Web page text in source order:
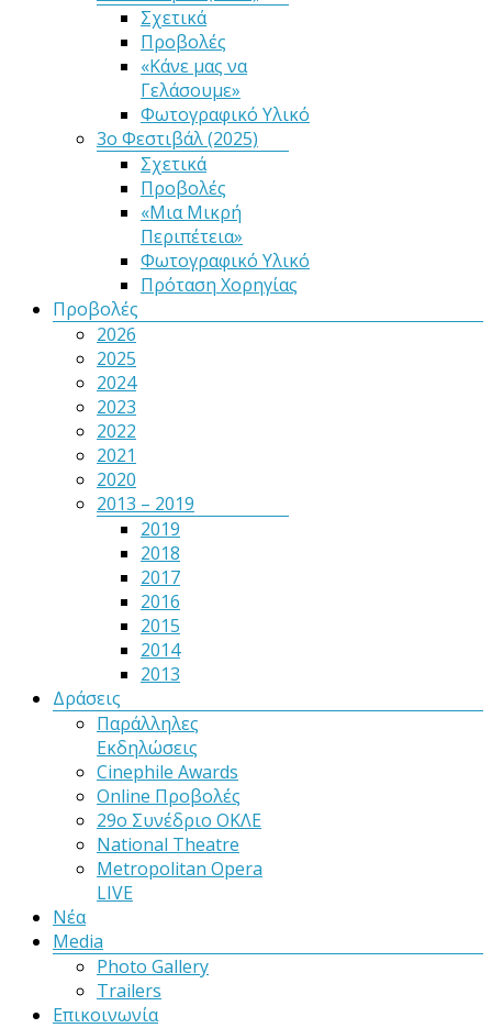
Σχετικά
Προβολές
«Κάνε μας να
Γελάσουμε»
Φωτογραφικό Υλικό
3ο Φεστιβάλ (2025)
Σχετικά
Προβολές
«Μια Μικρή
Περιπέτεια»
Φωτογραφικό Υλικό
Πρόταση Χορηγίας
Προβολές
2026
2025
2024
2023
2022
2021
2020
2013 – 2019
2019
2018
2017
2016
2015
2014
2013
Δράσεις
Παράλληλες
Εκδηλώσεις
Cinephile Awards
Online Προβολές
29ο Συνέδριο ΟΚΛΕ
National Theatre
Metropolitan Opera
LIVE
Νέα
Media
Photo Gallery
Trailers
Επικοινωνία